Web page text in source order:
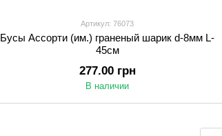
Артикул: 76073
Бусы Ассорти (им.) граненый шарик d-8мм L-
45см
277.00 грн
В наличии